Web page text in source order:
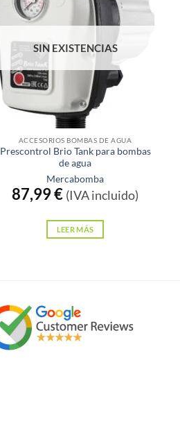
SIN EXISTENCIAS
ACCESORIOS BOMBAS DE AGUA
Prescontrol Brio Tank para bombas
de agua
Mercabomba
87,99€ (IVA incluido)
LEER MÁS